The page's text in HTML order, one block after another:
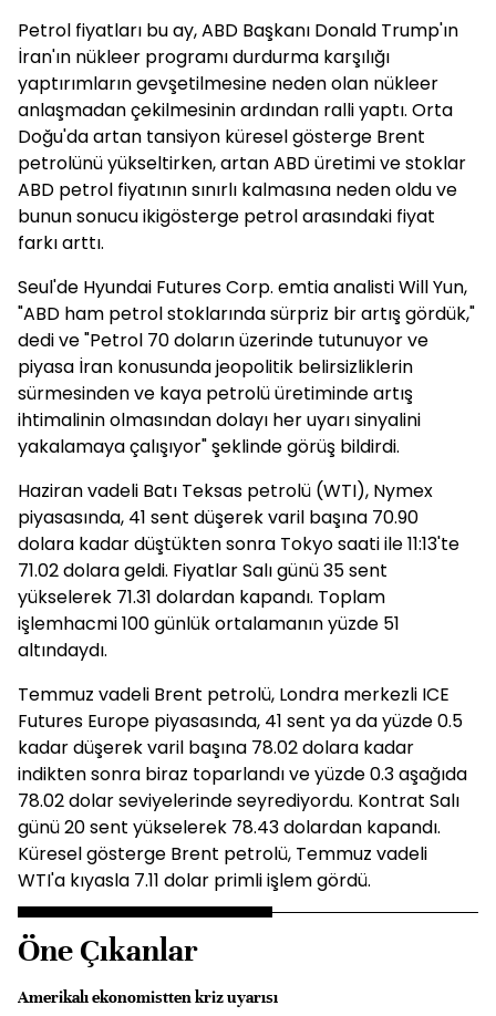
Petrol fiyatları bu ay, ABD Başkanı Donald Trump'ın
İran'ın nükleer programı durdurma karşılığı
yaptırımların gevşetilmesine neden olan nükleer
anlaşmadan çekilmesinin ardından ralli yaptı. Orta
Doğu'da artan tansiyon küresel gösterge Brent
petrolünü yükseltirken, artan ABD üretimi ve stoklar
ABD petrol fiyatının sınırlı kalmasına neden oldu ve
bunun sonucu ikigösterge petrol arasındaki fiyat
farkı arttı.
Seul'de Hyundai Futures Corp. emtia analisti Will Yun,
"ABD ham petrol stoklarında sürpriz bir artış gördük,"
dedi ve "Petrol 70 doların üzerinde tutunuyor ve
piyasa İran konusunda jeopolitik belirsizliklerin
sürmesinden ve kaya petrolü üretiminde artış
ihtimalinin olmasından dolayı her uyarı sinyalini
yakalamaya çalışıyor" şeklinde görüş bildirdi.
Haziran vadeli Batı Teksas petrolü (WTI), Nymex
piyasasında, 41 sent düşerek varil başına 70.90
dolara kadar düştükten sonra Tokyo saati ile 11:13'te
71.02 dolara geldi. Fiyatlar Salı günü 35 sent
yükselerek 71.31 dolardan kapandı. Toplam
işlemhacmi 100 günlük ortalamanın yüzde 51
altındaydı.
Temmuz vadeli Brent petrolü, Londra merkezli ICE
Futures Europe piyasasında, 41 sent ya da yüzde 0.5
kadar düşerek varil başına 78.02 dolara kadar
indikten sonra biraz toparlandı ve yüzde 0.3 aşağıda
78.02 dolar seviyelerinde seyrediyordu. Kontrat Salı
günü 20 sent yükselerek 78.43 dolardan kapandı.
Küresel gösterge Brent petrolü, Temmuz vadeli
WTI'a kıyasla 7.11 dolar primli işlem gördü.
Öne Çıkanlar
Amerikalı ekonomistten kriz uyarısı